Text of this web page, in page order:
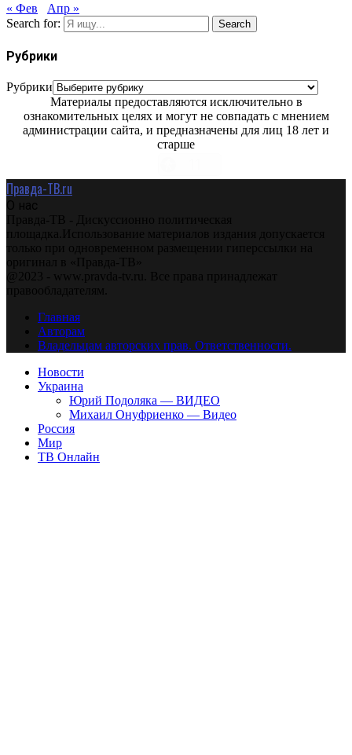
« Фев
Апр »
Search for:
Search
Рубрики
Рубрики
Материалы предоставляются исключительно в
ознакомительных целях и могут не совпадать с мнением
администрации сайта, и предназначены для лиц 18 лет и
старше
Правда-ТВ.ru
О нас
Правда-ТВ - Дискуссионно политическая
площадка.Использование материалов издания допускается
только при одновременном размещении гиперссылки на
оригинал в «Правда-ТВ»
@2023 - www.pravda-tv.ru. Все права принадлежат
правообладателям.
Главная
Авторам
Владельцам авторских прав. Ответственности.
Новости
Украина
Юрий Подоляка — ВИДЕО
Михаил Онуфриенко — Видео
Россия
Мир
ТВ Онлайн